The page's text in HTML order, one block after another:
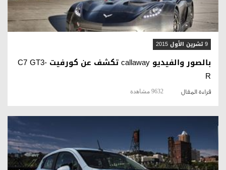
9 تشرين الأول 2015
بالصور والفيديو callaway تكشف عن كورفيت C7 GT3-
R
قراءة المقال 9632 مشاهدة
قراءة المقال